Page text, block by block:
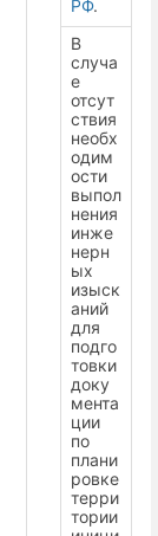
РФ.
В
случа
е
отсут
ствия
необх
одим
ости
выпол
нения
инже
нерн
ых
изыск
аний
для
подго
товки
доку
мента
ции
по
плани
ровке
терри
тории